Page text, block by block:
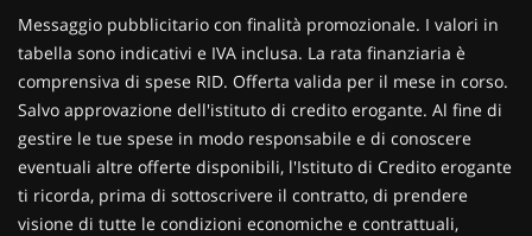
Contattaci
Messaggio pubblicitario con finalità promozionale. I valori in
tabella sono indicativi e IVA inclusa. La rata finanziaria è
comprensiva di spese RID. Offerta valida per il mese in corso.
Salvo approvazione dell'istituto di credito erogante. Al fine di
gestire le tue spese in modo responsabile e di conoscere
eventuali altre offerte disponibili, l'Istituto di Credito erogante
ti ricorda, prima di sottoscrivere il contratto, di prendere
visione di tutte le condizioni economiche e contrattuali,